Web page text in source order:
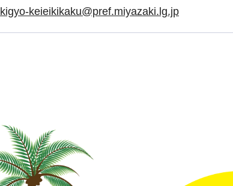
kigyo-keieikikaku@pref.miyazaki.lg.jp